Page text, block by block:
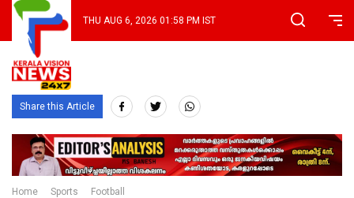
THU AUG 6, 2026 01:58 PM IST
Share this Article
Home Sports Football